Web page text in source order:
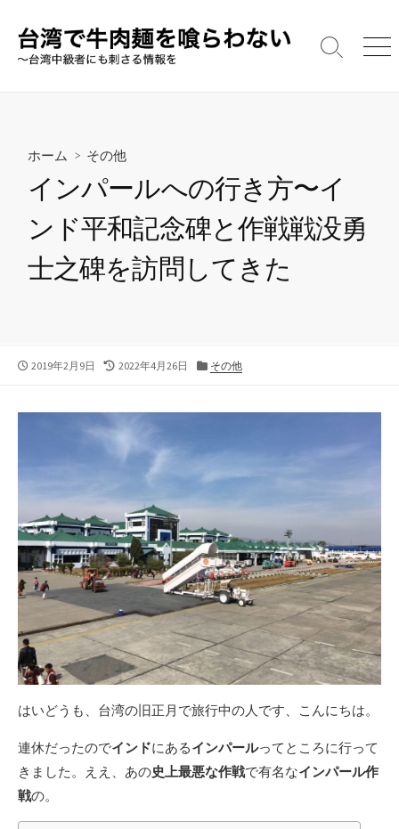
検
メ
ホーム > その他
インパールへの行き方〜イ
ンド平和記念碑と作戦戦没勇
士之碑を訪問してきた
公
2019年2月9日
最
新
日
2022年4月26日
カ
リ
その他
はいどうも、台湾の旧正月で旅行中の人です、こんにちは。
連休だったのでインドにあるインパールってところに行って
きました。ええ、あの史上最悪な作戦で有名なインパール作
戦の。